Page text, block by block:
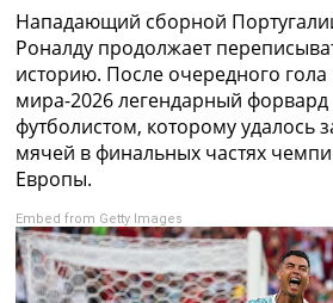
Все таблицы >>>
Рейтинги
Рейтинг стран УЕФА
Рейтинг клубов УЕФА
Рейтинг ФИФА
ТВ программа
RU
UA
Categories
Нападающий сборной
Роналду продолжает
историю. После очередного
мира-2026 легендарный
футболистом, которому удалось
мячей в финальных частях
Европы.
Embed from Getty Images